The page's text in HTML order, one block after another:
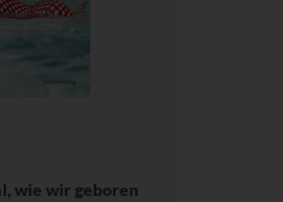
wie wir geboren